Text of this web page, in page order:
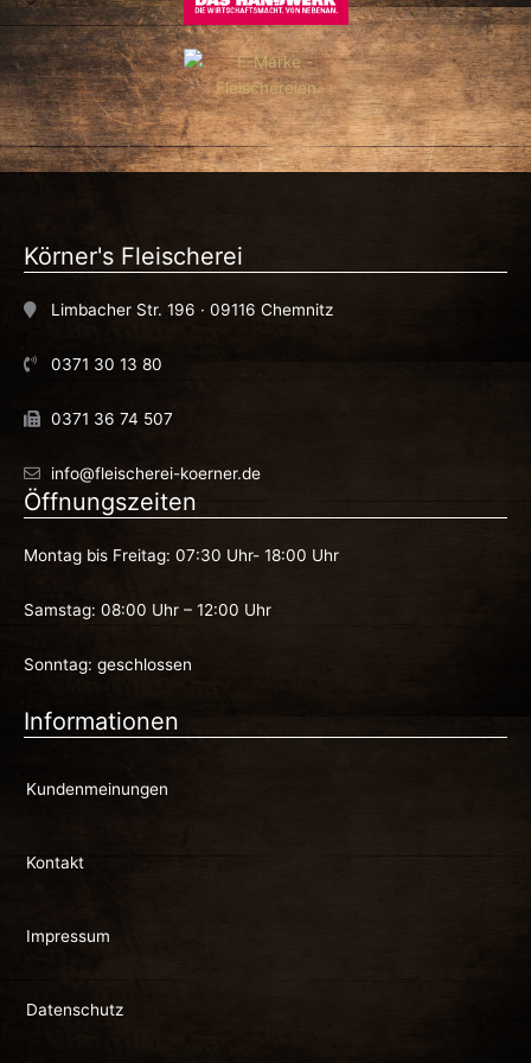
Körner's Fleischerei
Limbacher Str. 196 · 09116 Chemnitz
0371 30 13 80
0371 36 74 507
info@fleischerei-koerner.de
Öffnungszeiten
Montag bis Freitag: 07:30 Uhr- 18:00 Uhr
Samstag: 08:00 Uhr – 12:00 Uhr
Sonntag: geschlossen
Informationen
Kundenmeinungen
Kontakt
Impressum
Datenschutz